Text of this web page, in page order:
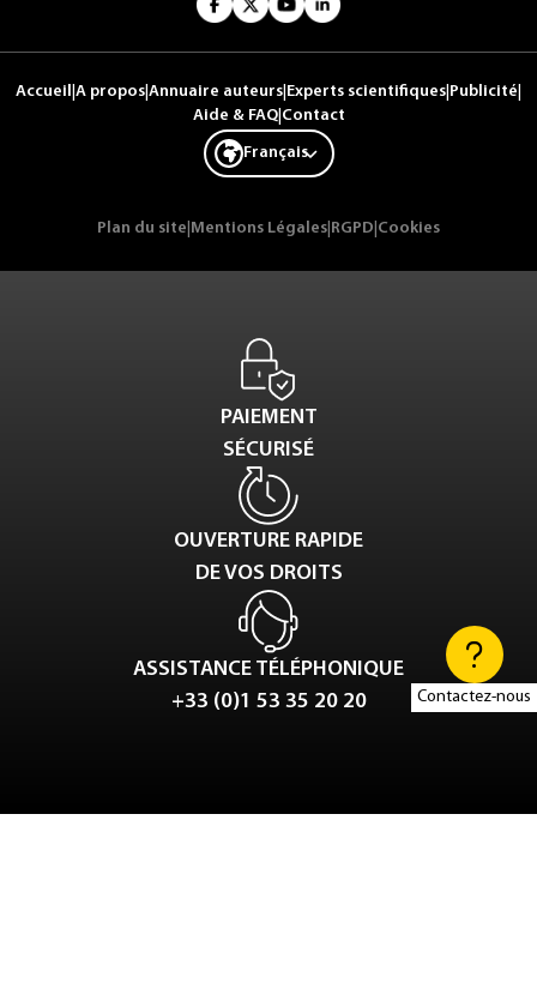
Contactez-nous
Accueil A propos Annuaire auteurs Experts scientifiques Publicité
Aide & FAQ| Contact
Français
Plan du site Mentions Légales RGPD Cookies
PAIEMENT
SÉCURISÉ
OUVERTURE RAPIDE
DE VOS DROITS
ASSISTANCE TÉLÉPHONIQUE
+33 (0)1 53 35 20 20